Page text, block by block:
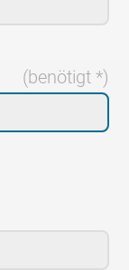
(benötigt *)